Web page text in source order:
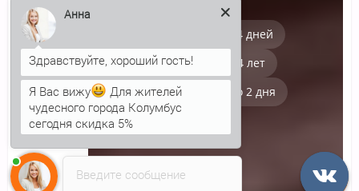
Доставка от 4 дней
✓Гарантия 14 лет
✓Производство 2 дня
Введите сообщение
Здравствуйте, хороший гость!
Я Вас вижу
Для жителей
чудесного города Колумбус
сегодня скидка 5%
Аннапечатает...